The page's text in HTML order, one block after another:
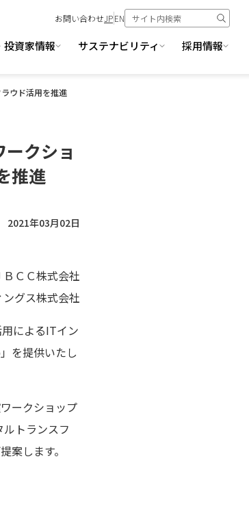
投資家情報 サステナビリティ 採用情報
お問い合わせJPEN
ウド活用を推進
クショ
推進
2021年03月02日
ＢＣＣ株式会社
ングス株式会社
によるITイン
を提供いたし
ークショップ
トランスフ
案します。